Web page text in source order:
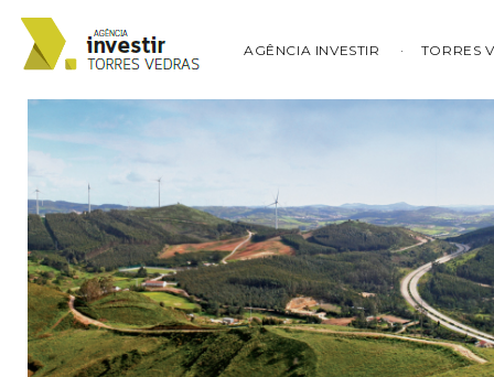
AGÊNCIA INVESTIR TORRES